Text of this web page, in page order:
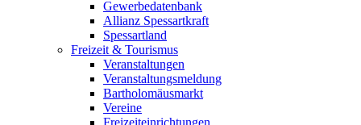
Gewerbedatenbank
Allianz Spessartkraft
Spessartland
Freizeit & Tourismus
Veranstaltungen
Veranstaltungsmeldung
Bartholomäusmarkt
Vereine
Freizeiteinrichtungen